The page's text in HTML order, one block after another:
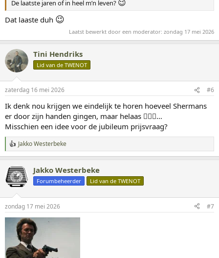
De laatste jaren of in heel m’n leven? 😉
Dat laaste duh 😉
Laatst bewerkt door een moderator: zondag 17 mei 2026
Tini Hendriks
Lid van de TWENOT
zaterdag 16 mei 2026 #6
Ik denk nou krijgen we eindelijk te horen hoeveel Shermans
er door zijn handen gingen, maar helaas 🤷🏻‍♂️…
Misschien een idee voor de jubileum prijsvraag?
W
a
r
d
e
n
g
Jakko Westerbeke
Jakko Westerbeke
Forumbeheerder Lid van de TWENOT
zondag 17 mei 2026 #7